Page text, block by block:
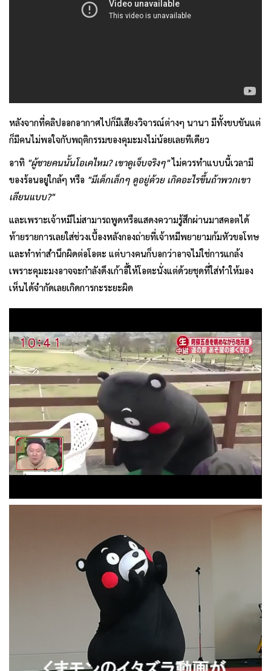
หลังจากที่คลิปออกอากาศไปก็มีเสียงวิจารณ์ต่างๆ นานา มีทั้งขบขันแต่
ก็มีคนไม่พอใจกับพฤติกรรมของคุมะมงไม่น้อยเลยทีเดียว
อาทิ "ผู้ชายคนนั้นโอเคไหม? เขาดูเจ็บจริงๆ"ไม่ควรทำแบบนี้เวลามี
ของร้อนอยู่ใกล้ๆ หรือ "มีเด็กเล็กๆ ดูอยู่ด้วย เกิดอะไรขึ้นถ้าพวกเขา
เลียนแบบ?"
และเพราะเจ้าหมีไม่สามารถพูดหรือแสดงความรู้สึกผ่านมาสคอตได้
ท้ายรายการเลยใส่ช่วงเบื้องหลังกองถ่ายที่เจ้าหมีพยายามก้มหัวขอโทษ
และทำท่าสำนึกผิดต่อโอตะ แต่บางคนก็บอกว่าอาจไม่ใช่การแกล้ง
เพราะคุมะมงอาจจะกำลังดึงเก้าอี้ให้โอตะนั่งแต่ด้วยชุดที่ใส่ทำให้มอง
เห็นได้จำกัดเลยเกิดการกะระยะผิด